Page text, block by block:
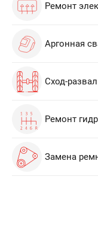
Ремонт
Аргонная
Сход-
Ремонт
Замена